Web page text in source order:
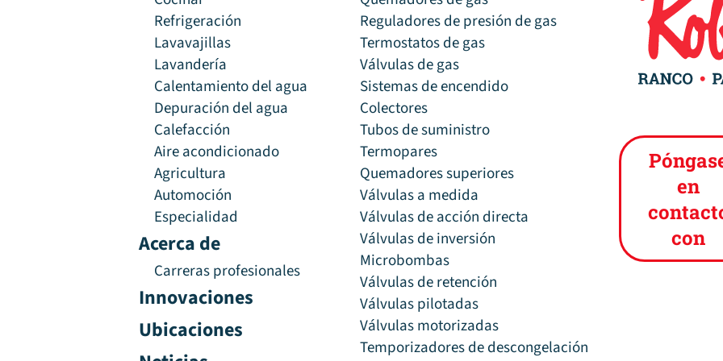
Refrigeración
Lavavajillas
Lavandería
Calentamiento del agua
Depuración del agua
Calefacción
Aire acondicionado
Agricultura
Automoción
Especialidad
Acerca de
Carreras profesionales
Innovaciones
Ubicaciones
Reguladores de presión de gas
Termostatos de gas
Válvulas de gas
Sistemas de encendido
Colectores
Tubos de suministro
Termopares
Quemadores superiores
Válvulas a medida
Válvulas de acción directa
Válvulas de inversión
Microbombas
Válvulas de retención
Válvulas pilotadas
Válvulas motorizadas
Temporizadores de descongelación
en
con